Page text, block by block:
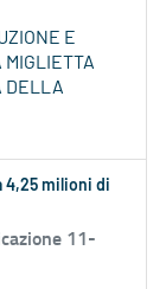
E
MIGLIETTA
DELLA
4,25 milioni di
11-